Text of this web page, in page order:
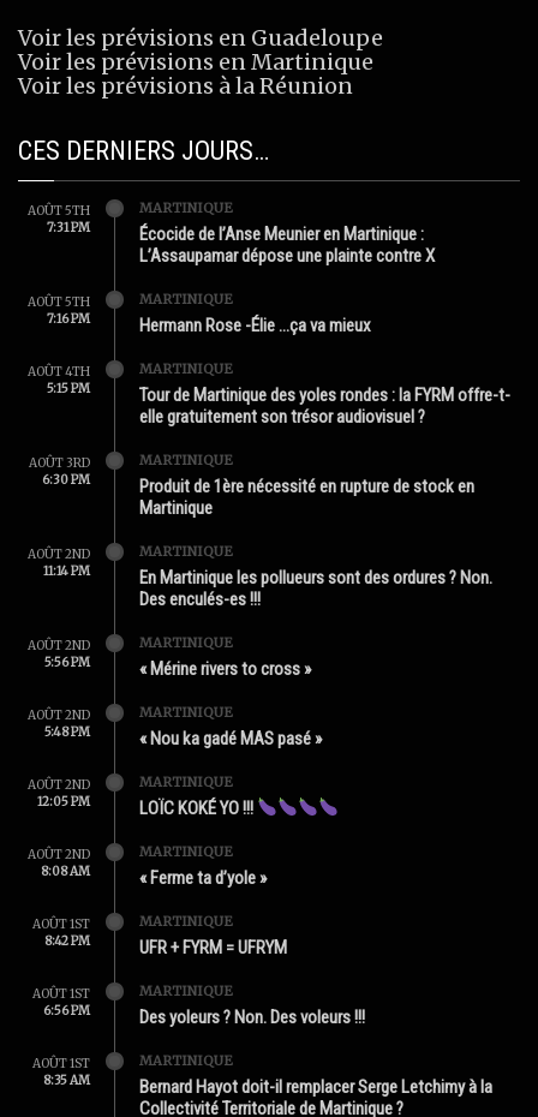
Voir les prévisions en Guadeloupe
Voir les prévisions en Martinique
Voir les prévisions à la Réunion
CES DERNIERS JOURS…
AOÛT 5TH
7:31 PM
MARTINIQUE
Écocide de l’Anse Meunier en Martinique :
L’Assaupamar dépose une plainte contre X
AOÛT 5TH
7:16 PM
MARTINIQUE
Hermann Rose -Élie …ça va mieux
AOÛT 4TH
5:15 PM
MARTINIQUE
Tour de Martinique des yoles rondes : la FYRM offre-t-
elle gratuitement son trésor audiovisuel ?
AOÛT 3RD
6:30 PM
MARTINIQUE
Produit de 1ère nécessité en rupture de stock en
Martinique
AOÛT 2ND
11:14 PM
MARTINIQUE
En Martinique les pollueurs sont des ordures ? Non.
Des enculés-es !!!
AOÛT 2ND
5:56 PM
MARTINIQUE
« Mérine rivers to cross »
AOÛT 2ND
5:48 PM
MARTINIQUE
« Nou ka gadé MAS pasé »
AOÛT 2ND
12:05 PM
MARTINIQUE
LOÏC KOKÉ YO !!!
AOÛT 2ND
8:08 AM
MARTINIQUE
« Ferme ta d’yole »
AOÛT 1ST
8:42 PM
MARTINIQUE
UFR + FYRM = UFRYM
AOÛT 1ST
6:56 PM
MARTINIQUE
Des yoleurs ? Non. Des voleurs !!!
AOÛT 1ST
8:35 AM
MARTINIQUE
Bernard Hayot doit-il remplacer Serge Letchimy à la
Collectivité Territoriale de Martinique ?